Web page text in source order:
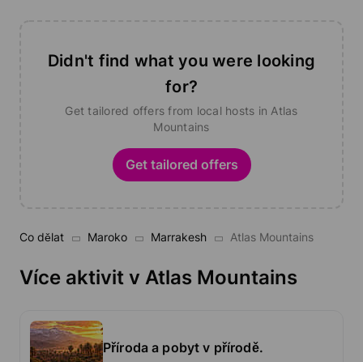
Didn't find what you were looking
for?
Get tailored offers from local hosts in Atlas
Mountains
Get tailored offers
Co dělat Maroko Marrakesh Atlas Mountains
Více aktivit v Atlas Mountains
Příroda a pobyt v přírodě.